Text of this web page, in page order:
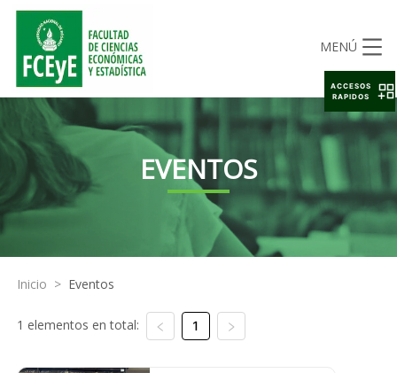
MENÚ
EVENTOS
Inicio > Eventos
1 elementos en total: 1
ACCESOS
RAPIDOS